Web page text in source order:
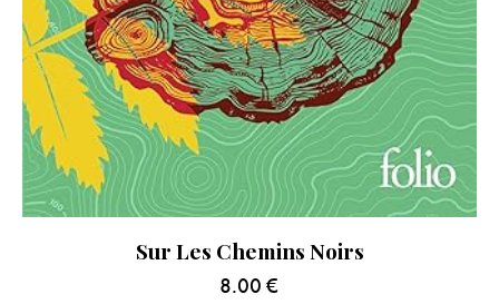
Sur Les Chemins Noirs
8.00 €